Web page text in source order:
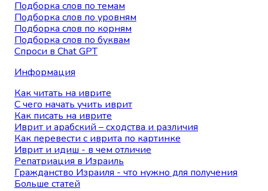
Подборка слов по темам
Подборка слов по уровням
Подборка слов по корням
Подборка слов по буквам
Спроси в Chat GPT
Информация
Как читать на иврите
С чего начать учить иврит
Как писать на иврите
Иврит и арабский – сходства и различия
Как перевести с иврита по картинке
Иврит и идиш - в чем отличие
Репатриация в Израиль
Гражданство Израиля - что нужно для получения
Больше статей